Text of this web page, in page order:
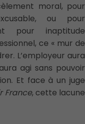
moral, pour
ou pour
pour inaptitude
ce « mur de
L’employeur aura
agi sans pouvoir
Et face à un juge
France, cette lacune